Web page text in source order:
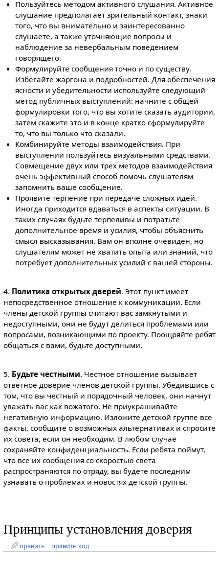
Пользуйтесь методом активного слушания. Активное
слушание предполагает зрительный контакт, знаки
того, что вы внимательно и заинтересованно
слушаете, а также уточняющие вопросы и
наблюдение за невербальным поведением
говорящего.
Формулируйте сообщения точно и по существу.
Избегайте жаргона и подробностей. Для обеспечения
ясности и убедительности используйте следующий
метод публичных выступлений: начните с общей
формулировки того, что вы хотите сказать аудитории,
затем скажите это и в конце кратко сформулируйте
то, что вы только что сказали.
Комбинируйте методы взаимодействия. При
выступлении пользуйтесь визуальными средствами.
Совмещение двух или трех методов взаимодействия
очень эффективный способ помочь слушателям
запомнить ваше сообщение.
Проявите терпение при передаче сложных идей.
Иногда приходится вдаваться в аспекты ситуации. В
таких случаях будьте терпеливы и потратьте
дополнительное время и усилия, чтобы объяснить
смысл высказывания. Вам он вполне очевиден, но
слушателям может не хватить опыта или знаний, что
потребует дополнительных усилий с вашей стороны.
4. Политика открытых дверей. Этот пункт имеет
непосредственное отношение к коммуникации. Если
члены детской группы считают вас замкнутыми и
недоступными, они не будут делиться проблемами или
вопросами, возникающими по проекту. Поощряйте ребят
общаться с вами, будьте доступными.
5. Будьте честными. Честное отношение вызывает
ответное доверие членов детской группы. Убедившись с
том, что вы честный и порядочный человек, они начнут
уважать вас как вожатого. Не приукрашивайте
негативную информацию. Изложите детской группе все
факты, сообщите о возможных альтернативах и спросите
их совета, если он необходим. В любом случае
сохраняйте конфиденциальность. Если ребята поймут,
что все их сообщения со скоростью света
распространяются по отряду, вы будете последним
узнавать о проблемах и новостях детской группы.
Принципы установления доверия
править править код